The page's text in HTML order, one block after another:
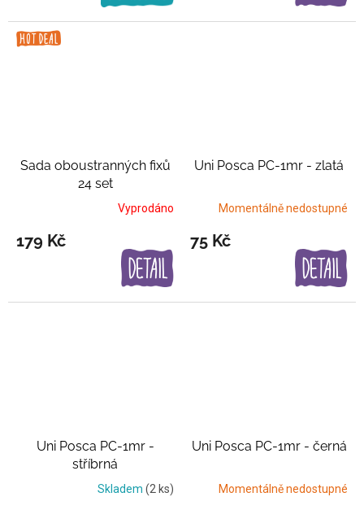
Sada oboustranných fixů
24 set
Vyprodáno
179 Kč
Uni Posca PC-1mr - zlatá
Momentálně nedostupné
75 Kč
Uni Posca PC-1mr -
stříbrná
Skladem (2 ks)
Uni Posca PC-1mr - černá
Momentálně nedostupné